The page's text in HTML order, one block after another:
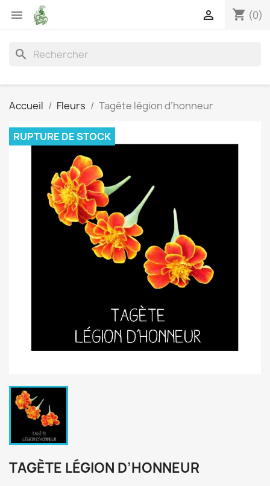
 shopping_cart (0)

search
Accueil Fleurs Tagète légion d’honneur
RUPTURE DE STOCK
TAGÈTE LÉGION D’HONNEUR